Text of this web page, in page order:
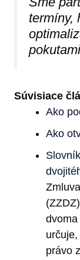
termíny,
Súvisiace
Ako
Ako
právo